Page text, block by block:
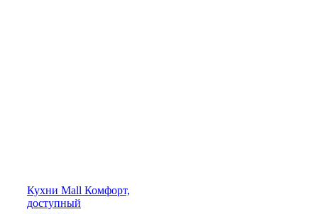
Кухни Mall Комфорт,
доступный